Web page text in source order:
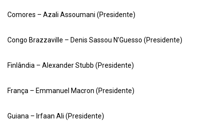
Comores – Azali Assoumani (Presidente)
Congo Brazzaville – Denis Sassou N’Guesso (Presidente)
Finlândia – Alexander Stubb (Presidente)
França – Emmanuel Macron (Presidente)
Guiana – Irfaan Ali (Presidente)